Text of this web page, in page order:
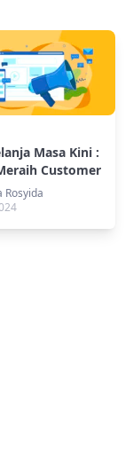
Masa Kini :
Customer
Rosyida